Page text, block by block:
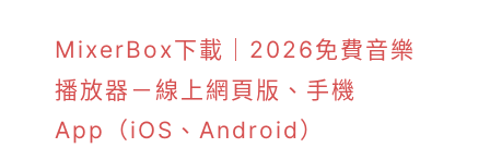
MixerBox下載｜2026免費音樂
播放器－線上網頁版、手機
App（iOS、Android）